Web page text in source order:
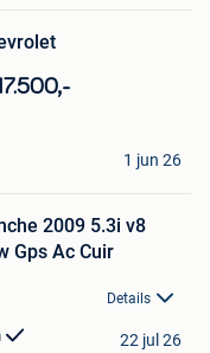
1 jun 26
2009 5.3i v8
Gps Ac Cuir
Details
22 jul 26